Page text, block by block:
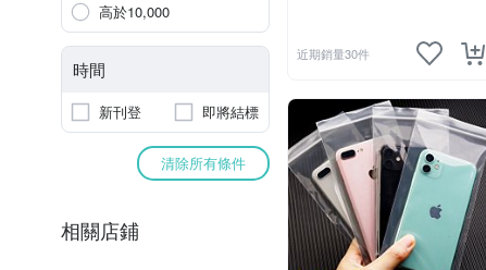
高於10,000
時間
新刊登 即將結標
清除所有條件
相關店鋪
近期銷量30件